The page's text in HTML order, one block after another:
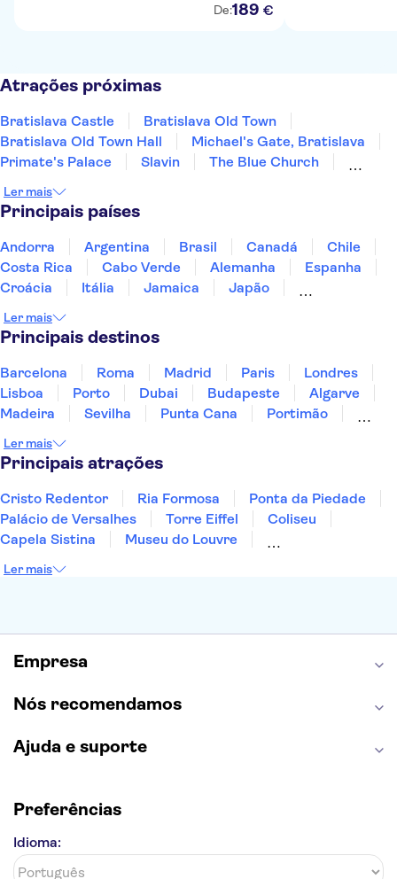
De:189 €
Atrações próximas
Bratislava Castle
Bratislava Old Town
Bratislava Old Town Hall
Michael's Gate, Bratislava
Primate's Palace
Slavin
The Blue Church
Devin Castle
Ler mais
Principais países
Andorra Argentina Brasil Canadá
Chile
Costa Rica
Cabo Verde Alemanha
Espanha
Croácia
Itália Jamaica
Japão
Portugal
Singapura
Ler mais
Principais destinos
Barcelona Roma Madrid Paris
Londres
Lisboa
Porto Dubai Budapeste
Algarve
Madeira
Sevilha Punta Cana
Portimão
Sesimbra
Ler mais
Principais atrações
Cristo Redentor Ria Formosa
Ponta da Piedade
Palácio de Versalhes
Torre Eiffel
Coliseu
Capela Sistina
Museu do Louvre
Torre de Belém
Ler mais
Empresa
Nós recomendamos
Ajuda e suporte
Preferências
Idioma: